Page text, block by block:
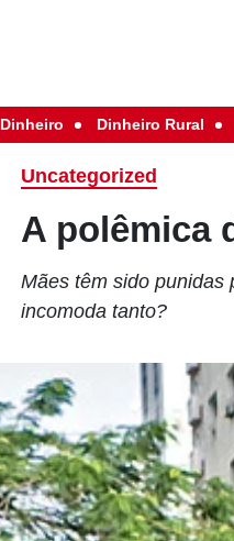
Dinheiro Dinheiro Rural
Uncategorized
A polêmica
Mães têm sido punidas
incomoda tanto?